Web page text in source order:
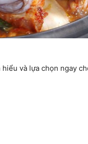
hiểu và lựa chọn ngay